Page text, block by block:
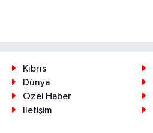
Kıbrıs
Dünya
Özel Haber
İletişim